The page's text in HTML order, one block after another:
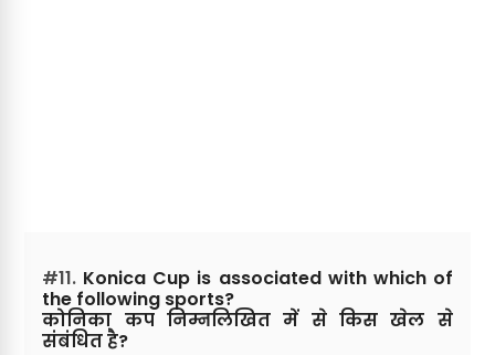
#11. Konica Cup is associated with which of
the following sports?
कोनिका कप निम्नलिखित में से किस खेल से
संबंधित है?